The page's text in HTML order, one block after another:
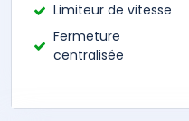
Limiteur de vitesse
Fermeture
centralisée